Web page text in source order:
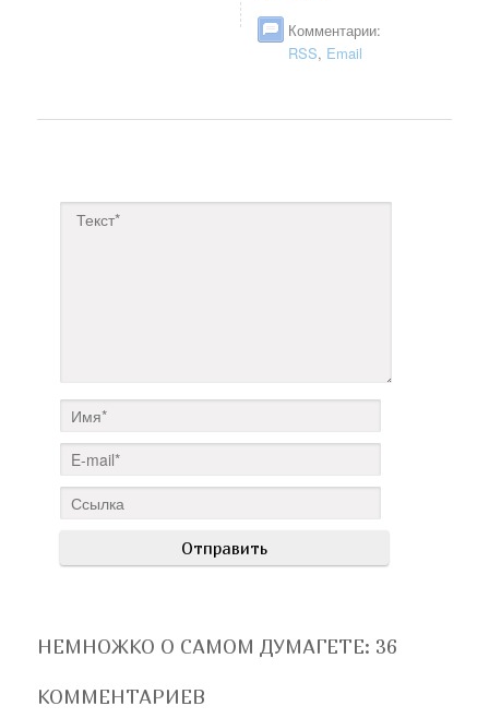
Комментарии:
RSS, Email
НЕМНОЖКО О САМОМ ДУМАГЕТЕ: 36
КОММЕНТАРИЕВ